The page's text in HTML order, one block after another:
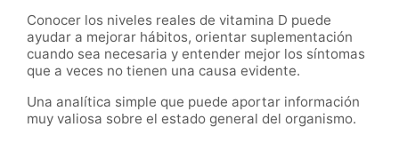
Conocer los niveles reales de vitamina D puede
ayudar a mejorar hábitos, orientar suplementación
cuando sea necesaria y entender mejor los síntomas
que a veces no tienen una causa evidente.
Una analítica simple que puede aportar información
muy valiosa sobre el estado general del organismo.